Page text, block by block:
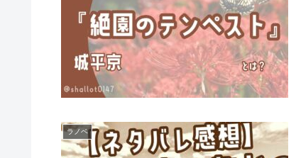
ラノベ